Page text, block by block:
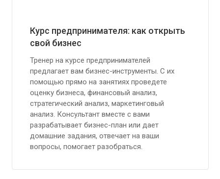
Курс предпринимателя: как открыть
свой бизнес
Тренер на курсе предпринимателей
предлагает вам бизнес-инструменты. С их
помощью прямо на занятиях проведете
оценку бизнеса, финансовый анализ,
стратегический анализ, маркетинговый
анализ. Консультант вместе с вами
разрабатывает бизнес-план или дает
домашние задания, отвечает на ваши
вопросы, помогает разобраться.